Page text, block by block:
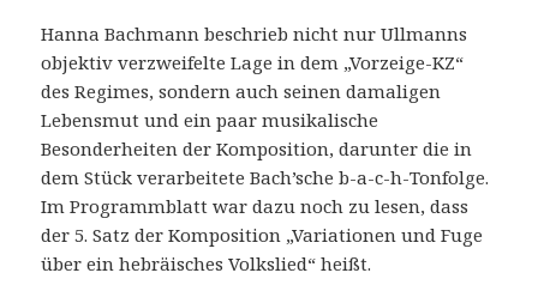
Hanna Bachmann beschrieb nicht nur Ullmanns
objektiv verzweifelte Lage in dem „Vorzeige-KZ“
des Regimes, sondern auch seinen damaligen
Lebensmut und ein paar musikalische
Besonderheiten der Komposition, darunter die in
dem Stück verarbeitete Bach’sche b-a-c-h-Tonfolge.
Im Programmblatt war dazu noch zu lesen, dass
der 5. Satz der Komposition „Variationen und Fuge
über ein hebräisches Volkslied“ heißt.